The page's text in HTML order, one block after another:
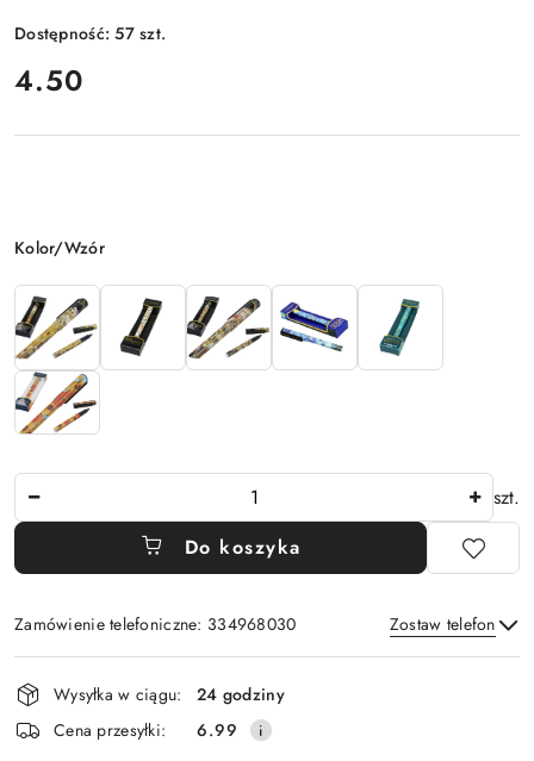
Dostępność:57szt.
cena:
4.50
Wariant
Kolor/Wzór
szt.
Do koszyka
Zamówienie telefoniczne: 334968030 Zostaw telefon
Wyślij
Dostępność
i
dostawa
Wysyłka w ciągu:
24 godziny
Cena przesyłki:
6.99